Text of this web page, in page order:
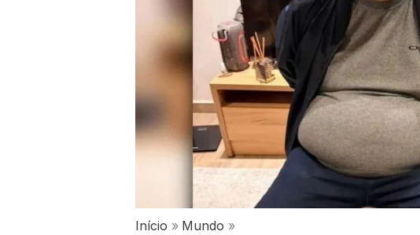
Início
Mundo